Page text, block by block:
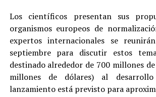
Los científicos presentan sus
organismos europeos de
expertos internacionales se
septiembre para discutir estos
destinado alrededor de 700 millones
millones de dólares) al
lanzamiento está previsto para